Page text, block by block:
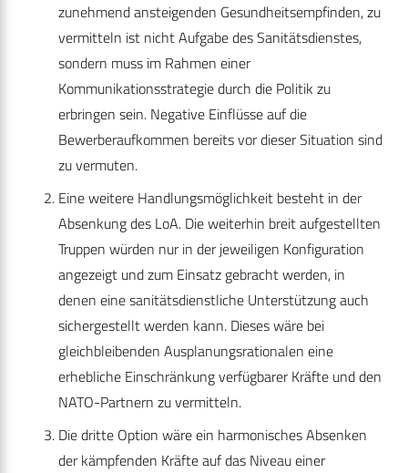
zunehmend ansteigenden Gesundheitsempfinden, zu
vermitteln ist nicht Aufgabe des Sanitätsdienstes,
sondern muss im Rahmen einer
Kommunikationsstrategie durch die Politik zu
erbringen sein. Negative Einflüsse auf die
Bewerberaufkommen bereits vor dieser Situation sind
zu vermuten.
Eine weitere Handlungsmöglichkeit besteht in der
Absenkung des LoA. Die weiterhin breit aufgestellten
Truppen würden nur in der jeweiligen Konfiguration
angezeigt und zum Einsatz gebracht werden, in
denen eine sanitätsdienstliche Unterstützung auch
sichergestellt werden kann. Dieses wäre bei
gleichbleibenden Ausplanungsrationalen eine
erhebliche Einschränkung verfügbarer Kräfte und den
NATO-Partnern zu vermitteln.
Die dritte Option wäre ein harmonisches Absenken
der kämpfenden Kräfte auf das Niveau einer